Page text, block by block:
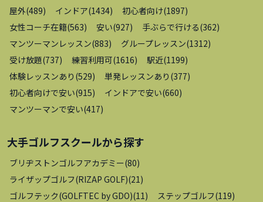
屋外(489) インドア(1434) 初心者向け(1897)
女性コーチ在籍(563) 安い(927) 手ぶらで行ける(362)
マンツーマンレッスン(883) グループレッスン(1312)
受け放題(737) 練習利用可(1616) 駅近(1199)
体験レッスンあり (529) 単発レッスンあり (377)
初心者向けで安い(915) インドアで安い(660)
マンツーマンで安い(417)
大手ゴルフスクールから探す
ブリヂストンゴルフアカデミー(80)
ライザップゴルフ(RIZAP GOLF)(21 )
ゴルフテック(GOLFTEC by GDO)(11 ) ステップゴルフ(119)